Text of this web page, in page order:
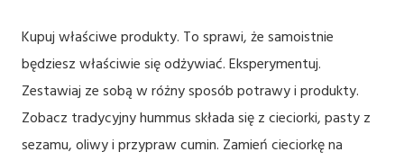
Kupuj właściwe produkty. To sprawi, że samoistnie
będziesz właściwie się odżywiać. Eksperymentuj.
Zestawiaj ze sobą w różny sposób potrawy i produkty.
Zobacz tradycyjny hummus składa się z cieciorki, pasty z
sezamu, oliwy i przypraw cumin. Zamień cieciorkę na